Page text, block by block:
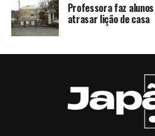
Professora faz
atrasar lição de casa